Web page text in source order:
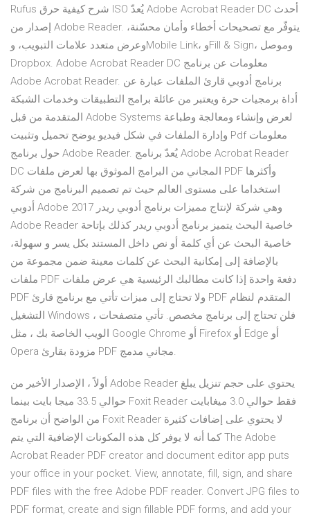
Rufus شرح كيفية حرق ISO يُعدّ Adobe Acrobat Reader DC أحدث
إصدار من Adobe Reader. يتوفّر مع تصحيحات أخطاء وأمان محسّنة،
وعرض متعدد علامات التبويب، وMobile Link، وFill & Sign، وموصل
Dropbox. Adobe Acrobat Reader DC معلومات عن برنامج
Adobe Acrobat Reader. برنامج أدوبي قارئ الملفات عبارة عن
أداة برمجيات حرة ويعتبر من عائلة برامج التطبيقات وخدمات الشبكة
المتقدمة من قبل Adobe Systems لعرض وإنشاء ومعالجة وطباعة
وإدارة الملفات في شكل فيديو يوضح تحميل وتثبيت Pdf معلومات
حول برنامج Adobe Reader. يُعدّ برنامج Adobe Acrobat Reader
DC المجاني من البرامج الموثوق بها لعرض ملفات PDF وأكثرها
استخداما على مستوى العالم حيث تم تصميم البرنامج من شركة
أدوبي Adobe وهي شركة لإنتاج مميزات برنامج أدوبي ريدر 2017
Adobe Reader خاصية البحث يتميز برنامج أدوبي ريدر كذلك بإتاحة
خاصية البحث عن أي كلمة أو نص داخل المستند بكل يسر و سهولة،
بالإضافة إلى إمكانية البحث عن كلمات معينة ضمن مجموعة من
ملفات PDF دفعة واحدة إذا كانت مطالبك الرئيسية هي عرض ملفات
PDF ولا تحتاج إلى ميزات تأتي مع برنامج قارئ PDF المتقدم لنظام
التشغيل Windows ، فلن تحتاج إلى برنامج مخصص. تأتي متصفحات
الويب الخاصة بك ، مثل Google Chrome أو Firefox أو Edge أو
Opera مزودة بقارئ PDF مجاني مدمج.
أولاً ، الإصدار الأخير من Adobe Reader يحتوي على حجم تنزيل يبلغ
حوالي 33.5 ميجا بايت بينما Foxit Reader فقط حوالي 3.0 ميغابايت
من الواضح أن برنامج Foxit Reader لا يحتوي على إضافات كثيرة
كما أنه لا يوفر كل هذه المكونات الإضافية التي يتم The Adobe
Acrobat Reader PDF creator and document editor app puts
your office in your pocket. View, annotate, fill, sign, and share
PDF files with the free Adobe PDF reader. Convert JPG files to
PDF format, create and sign fillable PDF forms, and add your